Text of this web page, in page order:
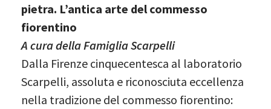
pietra. L’antica arte del commesso
fiorentino
A cura della Famiglia Scarpelli
Dalla Firenze cinquecentesca al laboratorio
Scarpelli, assoluta e riconosciuta eccellenza
nella tradizione del commesso fiorentino: